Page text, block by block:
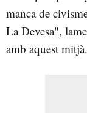
manca de
La Devesa",
amb aquest mitjà.